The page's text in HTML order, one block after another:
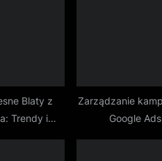
Blaty z
Trendy i
Zarządzanie
Google Ads